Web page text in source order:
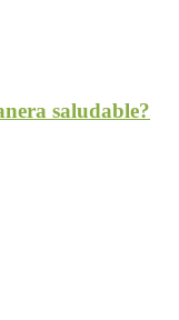
saludable?